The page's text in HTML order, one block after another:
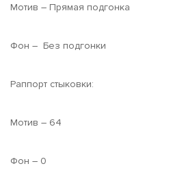
Мотив – Прямая подгонка
Фон – Без подгонки
Раппорт стыковки:
Мотив – 64
Фон – 0